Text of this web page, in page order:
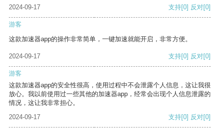
2024-09-17 支持[0] 反对[0]
游客
这款加速器app的操作非常简单，一键加速就能开启，非常方便。
2024-09-17 支持[0] 反对[0]
游客
这款加速器app的安全性很高，使用过程中不会泄露个人信息，这让我很
放心。我以前使用过一些其他的加速器app，经常会出现个人信息泄露的
情况，这让我非常担心。
2024-09-17
支持[0] 反对[0]